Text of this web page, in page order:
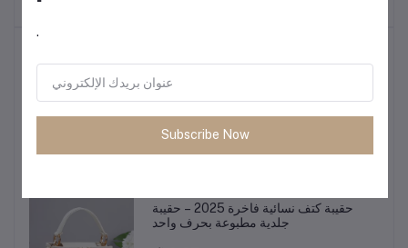
أحذية رجالية كاجوال للركض – ربيع 2025
حقيبة كتف نسائية فاخرة 2025 – حقيبة
جلدية مطبوعة بحرف واحد
.
Subscribe Now